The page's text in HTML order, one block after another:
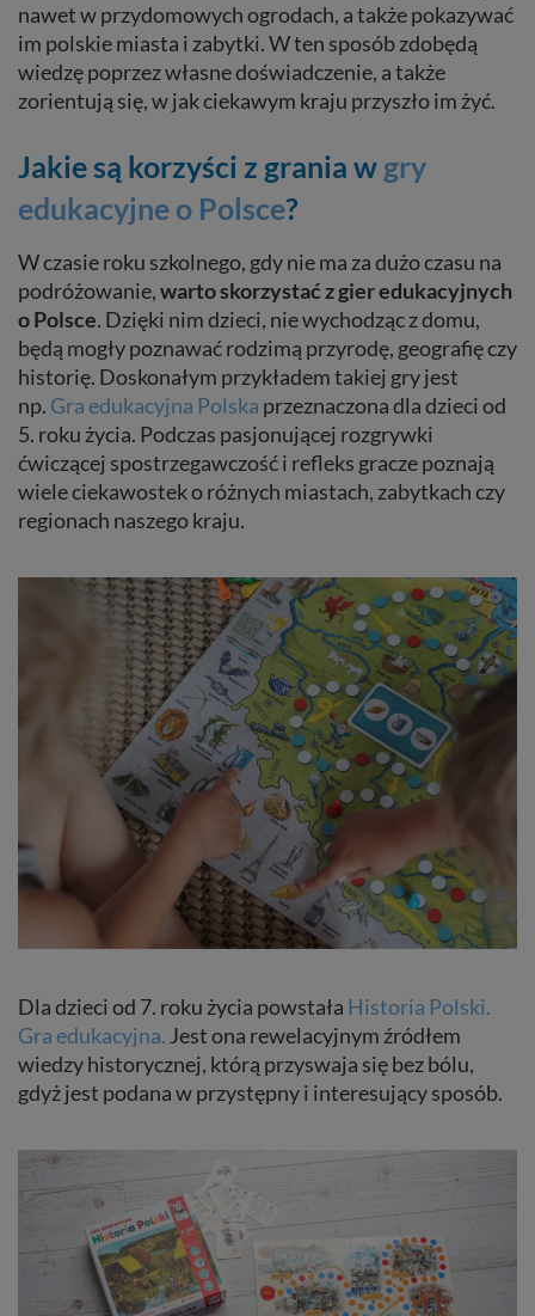
nawet w przydomowych ogrodach, a także pokazywać
im polskie miasta i zabytki. W ten sposób zdobędą
wiedzę poprzez własne doświadczenie, a także
zorientują się, w jak ciekawym kraju przyszło im żyć.
Jakie są korzyści z grania w gry
edukacyjne o Polsce?
W czasie roku szkolnego, gdy nie ma za dużo czasu na
podróżowanie,warto skorzystać z gier edukacyjnych
o Polsce. Dzięki nim dzieci, nie wychodząc z domu,
będą mogły poznawać rodzimą przyrodę, geografię czy
historię. Doskonałym przykładem takiej gry jest
np. Gra edukacyjna Polska przeznaczona dla dzieci od
5. roku życia. Podczas pasjonującej rozgrywki
ćwiczącej spostrzegawczość i refleks gracze poznają
wiele ciekawostek o różnych miastach, zabytkach czy
regionach naszego kraju.
Dla dzieci od 7. roku życia powstała Historia Polski.
Gra edukacyjna. Jest ona rewelacyjnym źródłem
wiedzy historycznej, którą przyswaja się bez bólu,
gdyż jest podana w przystępny i interesujący sposób.